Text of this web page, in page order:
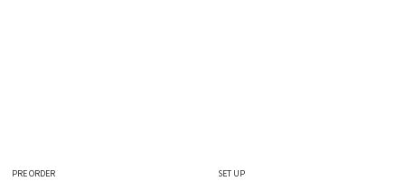
PRE ORDER SET UP